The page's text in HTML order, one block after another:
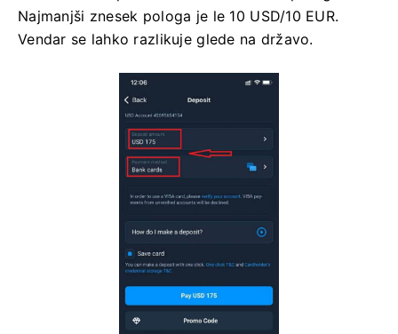
Najmanjši znesek pologa je le 10 USD/10 EUR.
Vendar se lahko razlikuje glede na državo.